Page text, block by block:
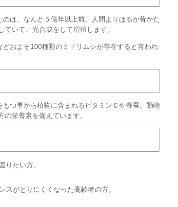
は、なんと５億年以上前。人間よりはるか昔かた
ていて、光合成をして増殖します。
およそ100種類のミドリムシが存在すると言われ
つ事から植物に含まれるビタミンＣや養蚕、動物
栄養素を備えています。
りたい方。
がとりにくくなった高齢者の方。